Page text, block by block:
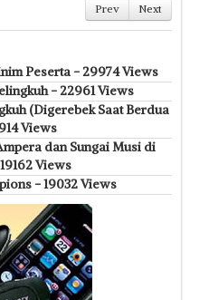
Prev Next
Peserta - 29974 Views
- 22961 Views
(Digerebek Saat Berdua
Views
dan Sungai Musi di
Views
- 19032 Views